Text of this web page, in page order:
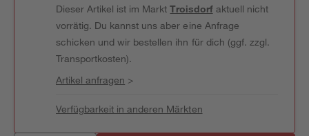
Dieser Artikel ist im MarktTroisdorfaktuell nicht
vorrätig. Du kannst uns aber eine Anfrage
schicken und wir bestellen ihn für dich (ggf. zzgl.
Transportkosten).
Artikel anfragen >
Verfügbarkeit in anderen Märkten